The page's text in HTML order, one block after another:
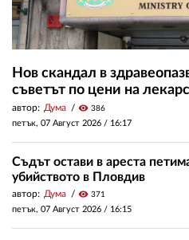
Нов скандал в
съветът по цени на
автор: Дума visibility 386
петък, 07 Август 2026 / 16:17
Съдът остави в ареста
убийството в Пловдив
автор: Дума visibility 371
петък, 07 Август 2026 / 16:15